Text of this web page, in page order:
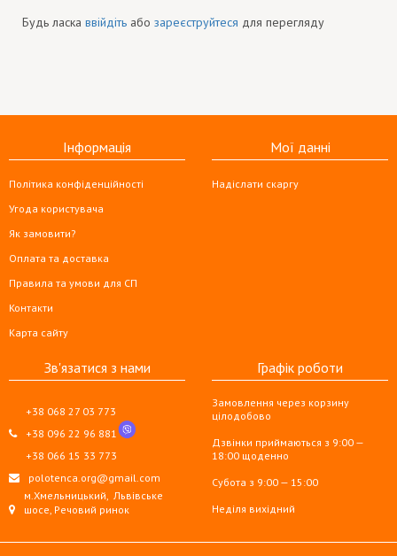
Будь ласка ввійдіть або зареєструйтеся для перегляду
Інформація
Політика конфіденційності
Угода користувача
Як замовити?
Оплата та доставка
Правила та умови для СП
Контакти
Карта сайту
Мої данні
Надіслати скаргу
Зв'язатися з нами
+38 068 27 03 773
+38 096 22 96 881
+38 066 15 33 773
polotenca.org@gmail.com
м.Хмельницький, Львівське
шосе, Речовий ринок
Графік роботи
Замовлення через корзину
цілодобово
Дзвінки приймаються з 9:00 —
18:00 щоденно
Субота з 9:00 — 15:00
Неділя вихідний